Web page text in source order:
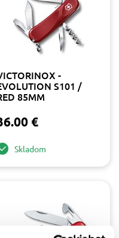
-
S101 /
85MM
€
Skladom